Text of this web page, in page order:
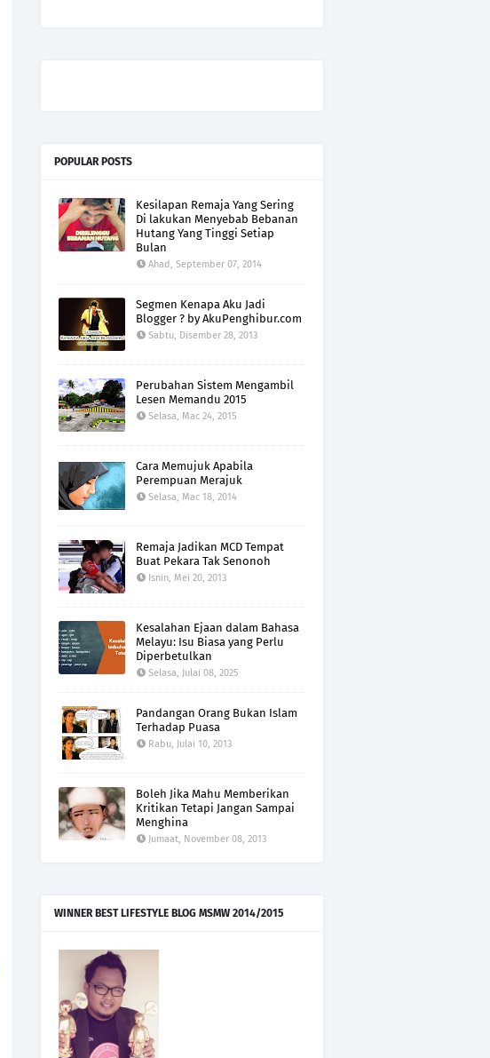
POPULAR POSTS
Kesilapan Remaja Yang Sering
Di lakukan Menyebab Bebanan
Hutang Yang Tinggi Setiap
Bulan
Ahad, September 07, 2014
Segmen Kenapa Aku Jadi
Blogger ? by AkuPenghibur.com
Sabtu, Disember 28, 2013
Perubahan Sistem Mengambil
Lesen Memandu 2015
Selasa, Mac 24, 2015
Cara Memujuk Apabila
Perempuan Merajuk
Selasa, Mac 18, 2014
Remaja Jadikan MCD Tempat
Buat Pekara Tak Senonoh
Isnin, Mei 20, 2013
Kesalahan Ejaan dalam Bahasa
Melayu: Isu Biasa yang Perlu
Diperbetulkan
Selasa, Julai 08, 2025
Pandangan Orang Bukan Islam
Terhadap Puasa
Rabu, Julai 10, 2013
Boleh Jika Mahu Memberikan
Kritikan Tetapi Jangan Sampai
Menghina
Jumaat, November 08, 2013
WINNER BEST LIFESTYLE BLOG MSMW 2014/2015